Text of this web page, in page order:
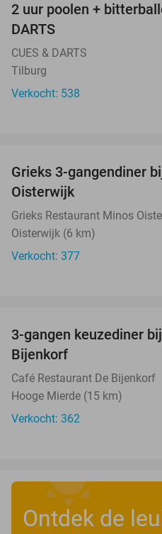
2 uur poolen +
DARTS
CUES & DARTS
Tilburg
Verkocht: 538
Grieks 3-gangendiner
Oisterwijk
Grieks Restaurant Minos
Oisterwijk (6 km)
Verkocht: 377
3-gangen keuzediner
Bijenkorf
Café Restaurant De Bijenkorf
Hooge Mierde (15 km)
Verkocht: 362
Ontdek de